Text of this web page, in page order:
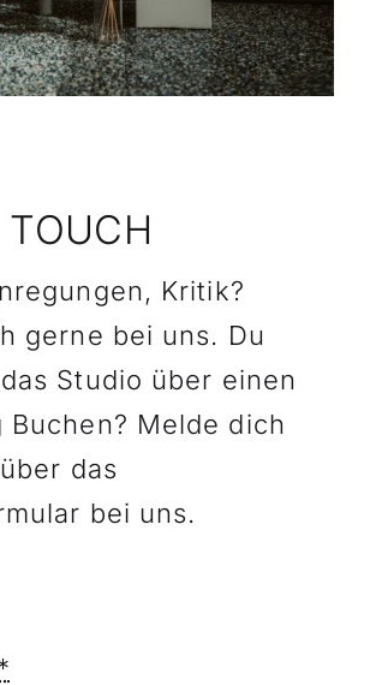
Kritik?
gerne bei uns. Du
Studio über einen
Buchen? Melde dich
das
bei uns.